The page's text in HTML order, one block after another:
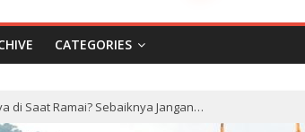
CATEGORIES
di Saat Ramai? Sebaiknya Jangan…